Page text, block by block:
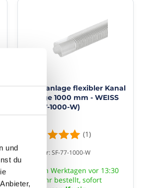
und
du
Klimaanlage flexibler Kanal
- Länge 1000 mm - WEISS
(SF-77-1000-W)
(1)
Artikelnr: SF-77-1000-W
An Werktagen vor 13:30
Uhr bestellt, sofort